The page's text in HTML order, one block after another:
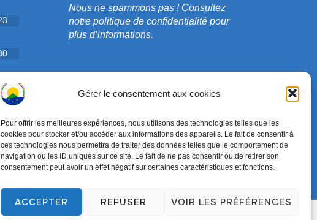
Gérer le consentement aux cookies
Pour offrir les meilleures expériences, nous utilisons des technologies telles que les
cookies pour stocker et/ou accéder aux informations des appareils. Le fait de consentir à
ces technologies nous permettra de traiter des données telles que le comportement de
navigation ou les ID uniques sur ce site. Le fait de ne pas consentir ou de retirer son
consentement peut avoir un effet négatif sur certaines caractéristiques et fonctions.
ACCEPTER REFUSER VOIR LES PRÉFÉRENCES
Nous ne spammons pas ! Consultez
notre politique de confidentialité pour
plus d’informations.
Conçu parWPZOOM